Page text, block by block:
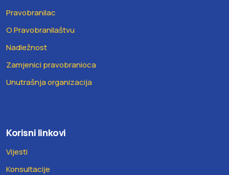
Pravobranilac
O Pravobranilaštvu
Nadležnost
Zamjenici pravobranioca
Unutrašnja organizacija
Korisni linkovi
Vijesti
Konsultacije